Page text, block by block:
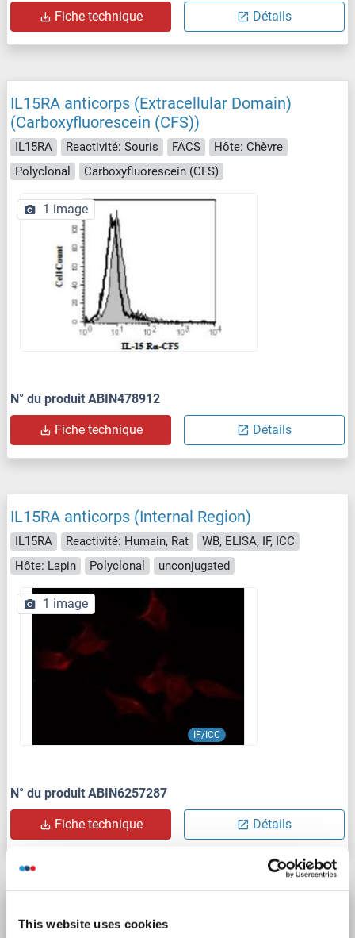
This website uses cookies
Fiche technique Détails
IL15RA anticorps (Extracellular Domain)
(Carboxyfluorescein (CFS))
IL15RA Reactivité: Souris FACS
Hôte: Chèvre
Polyclonal
Carboxyfluorescein (CFS)
1 image
N° du produit ABIN478912
Fiche technique Détails
IL15RA anticorps (Internal Region)
IL15RA Reactivité: Humain, Rat
WB, ELISA, IF, ICC
Hôte: Lapin
Polyclonal unconjugated
IF/ICC
1 image
N° du produit ABIN6257287
Fiche technique Détails